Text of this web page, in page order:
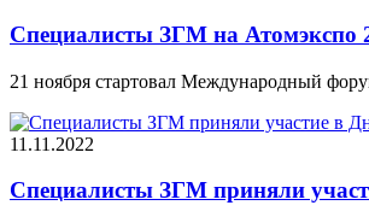
Специалисты ЗГМ на Атомэкспо
21 ноября стартовал Международный
11.11.2022
Специалисты ЗГМ приняли